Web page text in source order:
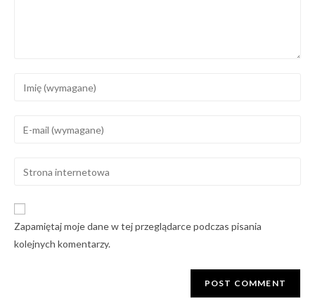
Zapamiętaj moje dane w tej przeglądarce podczas pisania
kolejnych komentarzy.